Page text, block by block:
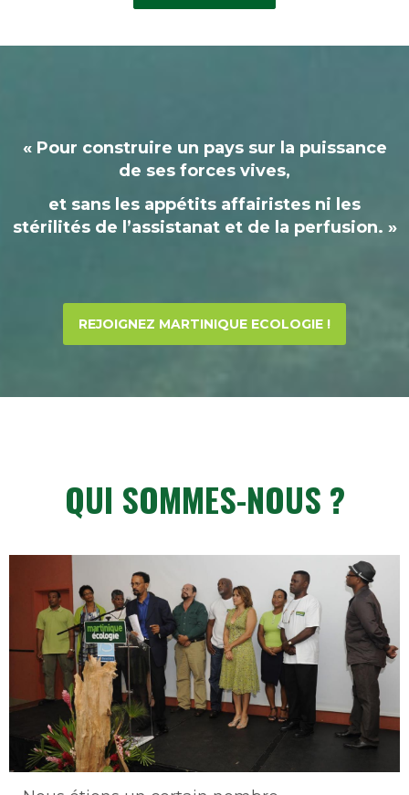
« Pour construire un pays sur la puissance
de ses forces vives,
et sans les appétits affairistes ni les
stérilités de l’assistanat et de la perfusion. »
REJOIGNEZ MARTINIQUE ECOLOGIE !
QUI SOMMES-NOUS ?
Contenu